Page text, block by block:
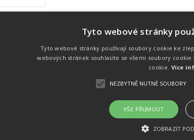
MYLAPS. Tato
na olympijských
Náš tým
Náš tým je
úrovni zajistit
soutěží.
místě, měření,
obsahu je bez písemného souhlasu
Tyto webové stránky
Tyto webové stránky používají soubory cookie ke
webových stránek souhlasíte se všemi soubory
cookie. Více
NEZBYTNĚ NUTNÉ SOUBORY
VŠE PŘIJMOUT
ZOBRAZIT